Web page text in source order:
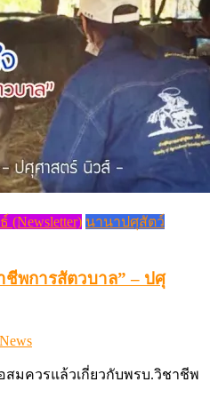
นานาปศุสัตว์
ชีพการสัตวบาล” – ปศุ
มควรแล้วเกี่ยวกับพรบ.วิชาชีพ